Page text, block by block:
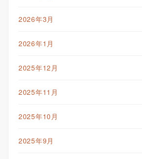
2026年3月
2026年1月
2025年12月
2025年11月
2025年10月
2025年9月